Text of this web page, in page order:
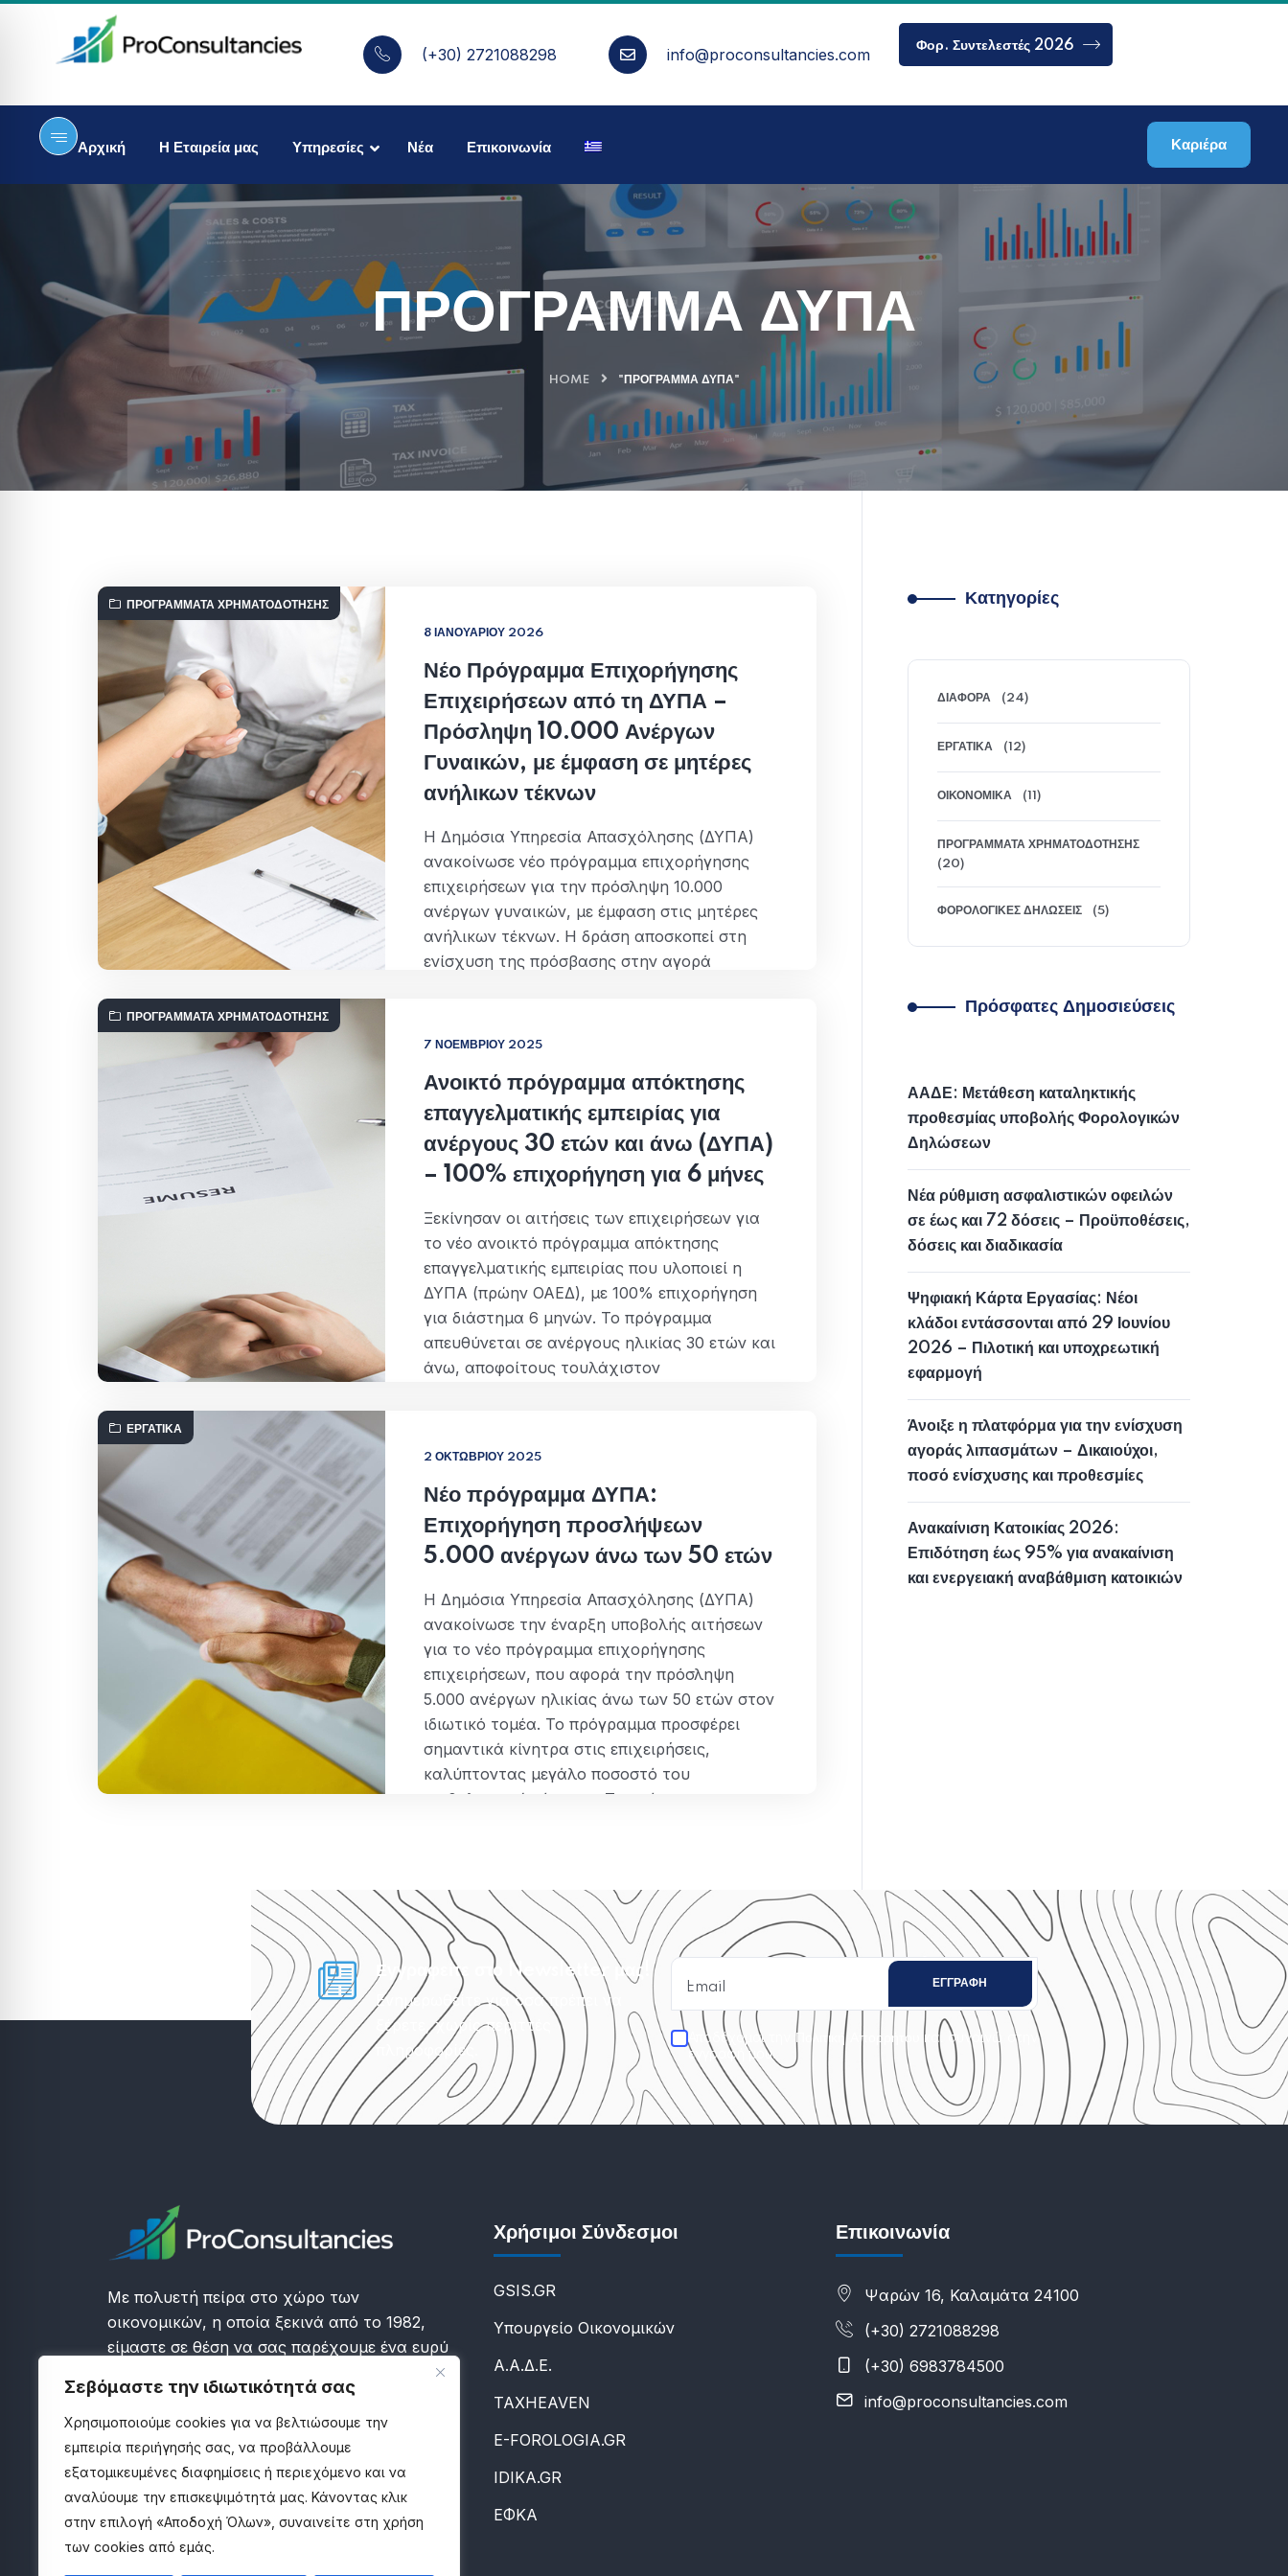
Σεβόμαστε την ιδιωτικότητά σας
Χρησιμοποιούμε cookies για να βελτιώσουμε την
εμπειρία περιήγησής σας, να προβάλλουμε
εξατομικευμένες διαφημίσεις ή περιεχόμενο και να
αναλύουμε την επισκεψιμότητά μας. Κάνοντας κλικ
στην επιλογή «Αποδοχή Όλων», συναινείτε στη χρήση
των cookies από εμάς.
(+30) 2721088298 info@proconsultancies.com Φορ. Συντελεστές 2026
Αρχική Η Εταιρεία μας Υπηρεσίες Νέα Επικοινωνία Καριέρα
ΠΡΟΓΡΑΜΜΑ ΔΥΠΑ
HOME "ΠΡΟΓΡΑΜΜΑ ΔΥΠΑ"
ΠΡΟΓΡΆΜΜΑΤΑ ΧΡΗΜΑΤΟΔΌΤΗΣΗΣ
8 ΙΑΝΟΥΑΡΊΟΥ 2026
Νέο Πρόγραμμα Επιχορήγησης
Επιχειρήσεων από τη ΔΥΠΑ –
Πρόσληψη 10.000 Ανέργων
Γυναικών, με έμφαση σε μητέρες
ανήλικων τέκνων
Η Δημόσια Υπηρεσία Απασχόλησης (ΔΥΠΑ)
ανακοίνωσε νέο πρόγραμμα επιχορήγησης
επιχειρήσεων για την πρόσληψη 10.000
ανέργων γυναικών, με έμφαση στις μητέρες
ανήλικων τέκνων. Η δράση αποσκοπεί στη
ενίσχυση της πρόσβασης στην αγορά
να απασχολήσουν αυτά τα άτομα μέσω
είναι οι…
ΠΡΟΓΡΆΜΜΑΤΑ ΧΡΗΜΑΤΟΔΌΤΗΣΗΣ
7 ΝΟΕΜΒΡΊΟΥ 2025
Ανοικτό πρόγραμμα απόκτησης
επαγγελματικής εμπειρίας για
ανέργους 30 ετών και άνω (ΔΥΠΑ)
– 100% επιχορήγηση για 6 μήνες
Ξεκίνησαν οι αιτήσεις των επιχειρήσεων για
το νέο ανοικτό πρόγραμμα απόκτησης
επαγγελματικής εμπειρίας που υλοποιεί η
ΔΥΠΑ (πρώην ΟΑΕΔ), με 100% επιχορήγηση
για διάστημα 6 μηνών. Το πρόγραμμα
απευθύνεται σε ανέργους ηλικίας 30 ετών και
άνω, αποφοίτους τουλάχιστον
ΕΡΓΑΤΙΚΆ
2 ΟΚΤΩΒΡΊΟΥ 2025
Νέο πρόγραμμα ΔΥΠΑ:
Επιχορήγηση προσλήψεων
5.000 ανέργων άνω των 50 ετών
Η Δημόσια Υπηρεσία Απασχόλησης (ΔΥΠΑ)
ανακοίνωσε την έναρξη υποβολής αιτήσεων
για το νέο πρόγραμμα επιχορήγησης
επιχειρήσεων, που αφορά την πρόσληψη
5.000 ανέργων ηλικίας άνω των 50 ετών στον
ιδιωτικό τομέα. Το πρόγραμμα προσφέρει
σημαντικά κίνητρα στις επιχειρήσεις,
καλύπτοντας μεγάλο ποσοστό του
μισθολογικού κόστους. Το πρόγραμμα
ΠΕΡΙΣΣΌΤΕΡΑ
Κατηγορίες
ΔΙΆΦΟΡΑ (24)
ΕΡΓΑΤΙΚΆ (12)
ΟΙΚΟΝΟΜΙΚΆ (11)
ΠΡΟΓΡΆΜΜΑΤΑ ΧΡΗΜΑΤΟΔΌΤΗΣΗΣ
(20)
ΦΟΡΟΛΟΓΙΚΈΣ ΔΗΛΏΣΕΙΣ (5)
Πρόσφατες Δημοσιεύσεις
ΑΑΔΕ: Μετάθεση καταληκτικής
προθεσμίας υποβολής Φορολογικών
Δηλώσεων
Νέα ρύθμιση ασφαλιστικών οφειλών
σε έως και 72 δόσεις – Προϋποθέσεις,
δόσεις και διαδικασία
Ψηφιακή Κάρτα Εργασίας: Νέοι
κλάδοι εντάσσονται από 29 Ιουνίου
2026 – Πιλοτική και υποχρεωτική
εφαρμογή
Άνοιξε η πλατφόρμα για την ενίσχυση
αγοράς λιπασμάτων – Δικαιούχοι,
ποσό ενίσχυσης και προθεσμίες
Ανακαίνιση Κατοικίας 2026:
Επιδότηση έως 95% για ανακαίνιση
και ενεργειακή αναβάθμιση κατοικιών
Εγγραφείτε στο Newsletter μας!
Ενημερωθείτε για όσα πρέπει να
ξέρετε, χωρίς περιττές
πληροφορίες.
Αποδέχομαι την Πολιτική Απορρήτου
και συναινώ στην
εγγραφή μου.
Με πολυετή πείρα στο χώρο των
οικονομικών, η οποία ξεκινά από το 1982,
είμαστε σε θέση να σας παρέχουμε ένα ευρύ
συμβουλευτικών υπηρεσιών οι οποίες θα
σας βοηθήσουν στην ανάπτυξη και τη
σωστή λειτουργία της επιχείρησής σας.
Χρήσιμοι Σύνδεσμοι
GSIS.GR
Υπουργείο Οικονομικών
Α.Α.Δ.Ε.
ΤΑXHEAVEN
E-FOROLOGIA.GR
IDIKA.GR
ΕΦΚΑ
Επικοινωνία
Ψαρών 16, Καλαμάτα 24100
(+30) 2721088298
(+30) 6983784500
info@proconsultancies.com